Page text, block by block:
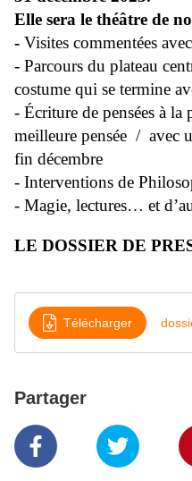
Elle sera le théâtre de
- Visites commentées
- Parcours du plateau
costume qui se termine
- Écriture de pensées à la
meilleure pensée / avec
fin décembre
- Interventions de
- Magie, lectures… et
LE DOSSIER DE
Télécharger
Partager